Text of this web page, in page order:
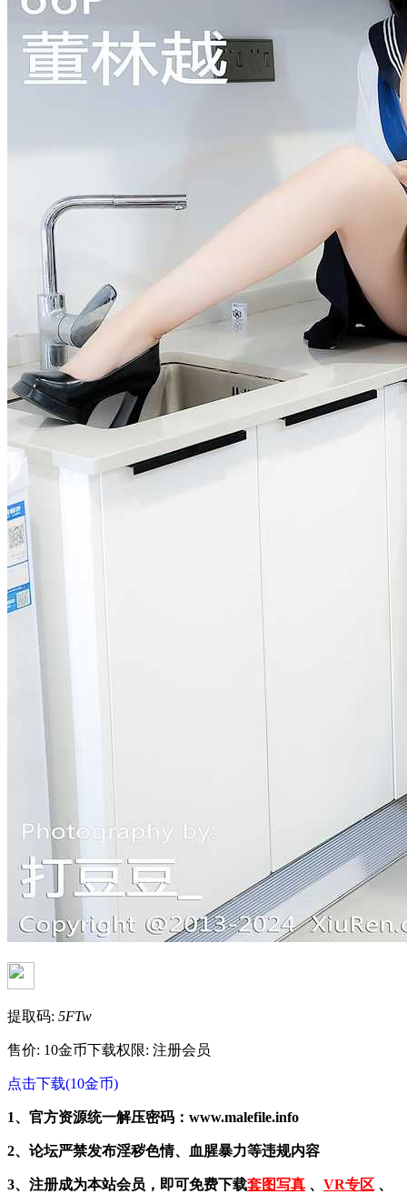
提取码: 5FTw
售价: 10金币下载权限: 注册会员
点击下载(10金币)
1、官方资源统一解压密码：www.malefile.info
2、论坛严禁发布淫秽色情、血腥暴力等违规内容
3、注册成为本站会员，即可免费下载套图写真 、 VR专区 、